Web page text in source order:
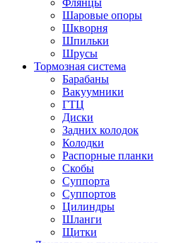
Флянцы
Шаровые опоры
Шкворня
Шпильки
Шрусы
Тормозная система
Барабаны
Вакуумники
ГТЦ
Диски
Задних колодок
Колодки
Распорные планки
Скобы
Суппорта
Суппортов
Цилиндры
Шланги
Щитки